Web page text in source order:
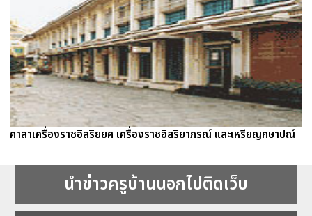
ศาลาเครื่องราชอิสริยยศ เครื่องราชอิสริยาภรณ์ และเหรียญกษาปณ์
นำข่าวครูบ้านนอกไปติดเว็บ